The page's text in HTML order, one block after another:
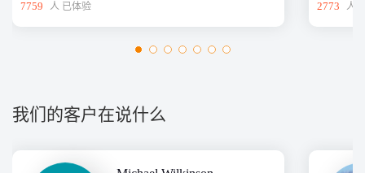
7759
人 已体验
2773
人
我们的客户在说什么